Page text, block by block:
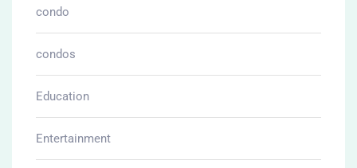
condo
condos
Education
Entertainment